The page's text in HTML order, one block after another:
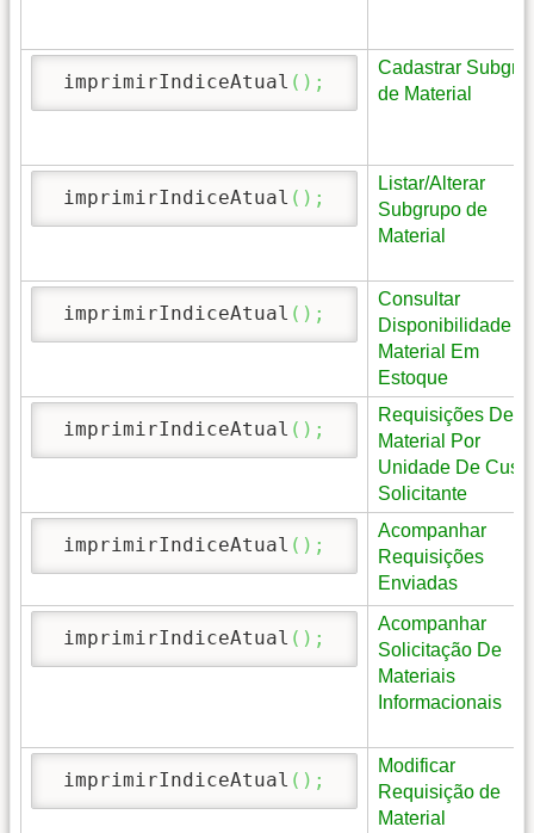
imprimirIndiceAtual ( ) ;
Cadastrar
de Material
imprimirIndiceAtual ( ) ;
Listar/Alterar
Subgrupo de
Material
imprimirIndiceAtual ( ) ;
Consultar
Disponibilidade
Material Em
Estoque
imprimirIndiceAtual ( ) ;
Requisições De
Material Por
Unidade De
Solicitante
imprimirIndiceAtual ( ) ;
Acompanhar
Requisições
Enviadas
imprimirIndiceAtual ( ) ;
Acompanhar
Solicitação De
Materiais
Informacionais
imprimirIndiceAtual ( ) ;
Modificar
Requisição de
Material